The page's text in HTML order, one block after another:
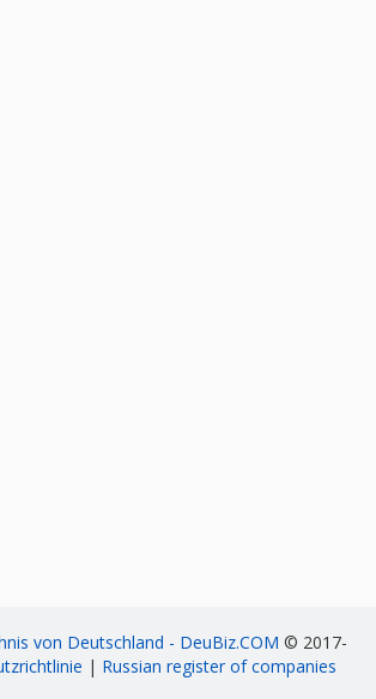
von Deutschland - DeuBiz.COM © 2017-
| Russian register of companies